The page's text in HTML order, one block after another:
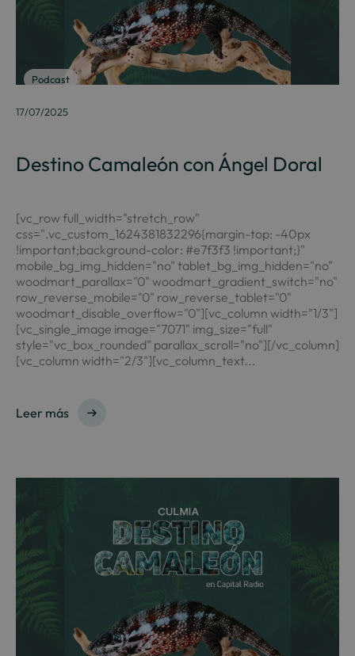
Podcast
17/07/2025
Destino Camaleón con Ángel Doral
[vc_row full_width="stretch_row"
css=".vc_custom_1624381832296{margin-top: -40px
!important;background-color: #e7f3f3 !important;}"
mobile_bg_img_hidden="no" tablet_bg_img_hidden="no"
woodmart_parallax="0" woodmart_gradient_switch="no"
row_reverse_mobile="0" row_reverse_tablet="0"
woodmart_disable_overflow="0"][vc_column width="1/3"]
[vc_single_image image="7071" img_size="full"
style="vc_box_rounded" parallax_scroll="no"][/vc_column]
[vc_column width="2/3"][vc_column_text...
Leer más